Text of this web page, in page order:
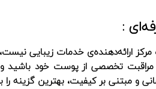
:
ارائه‌دهنده‌ی خدمات زیبایی
مراقبت تخصصی از پوست خود باشید
و مبتنی بر کیفیت، بهترین گزینه